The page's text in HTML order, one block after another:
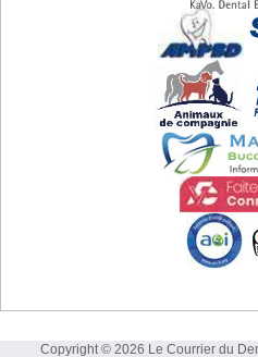
Copyright © 2026 Le Courrier du